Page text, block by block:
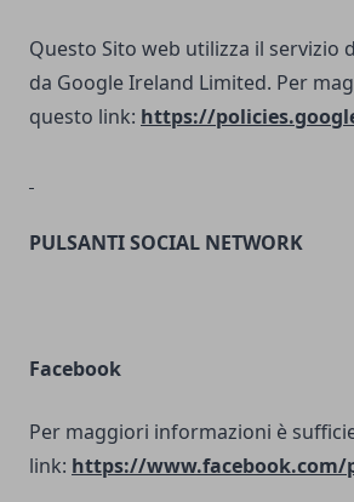
Questo Sito web utilizza il
da Google Ireland Limited. Per
questo link: https://
PULSANTI SOCIAL NETWORK
Facebook
Per maggiori informazioni è
link: https://www.facebook.com/